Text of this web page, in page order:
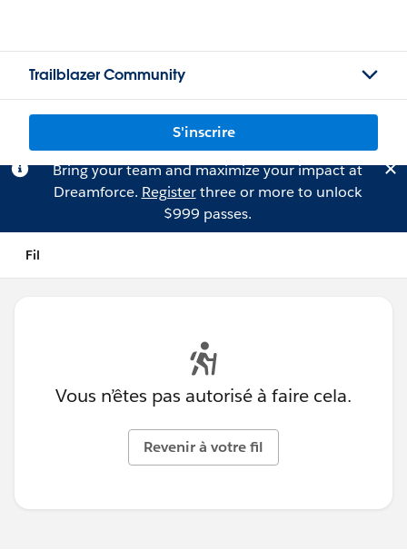
Trailblazer Community
S'inscrire
Bring your team and maximize your impact at
Dreamforce. Registerthree or more to unlock
$999 passes.
Fil
Vous n’êtes pas autorisé à faire cela.
Revenir à votre fil